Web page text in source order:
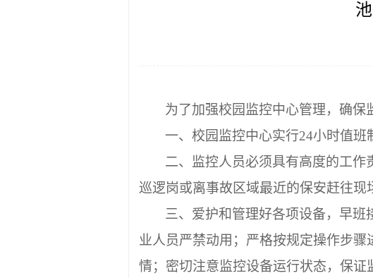
为了加强校园监控中心管理，确保
一、校园监控中心实行24小时值班
二、监控人员必须具有高度的工
巡逻岗或离事故区域最近的保安赶往现
三、爱护和管理好各项设备，早
业人员严禁动用；严格按规定操作步
情；密切注意监控设备运行状态，保证